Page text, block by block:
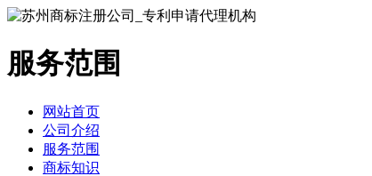
服务范围
网站首页
公司介绍
服务范围
商标知识